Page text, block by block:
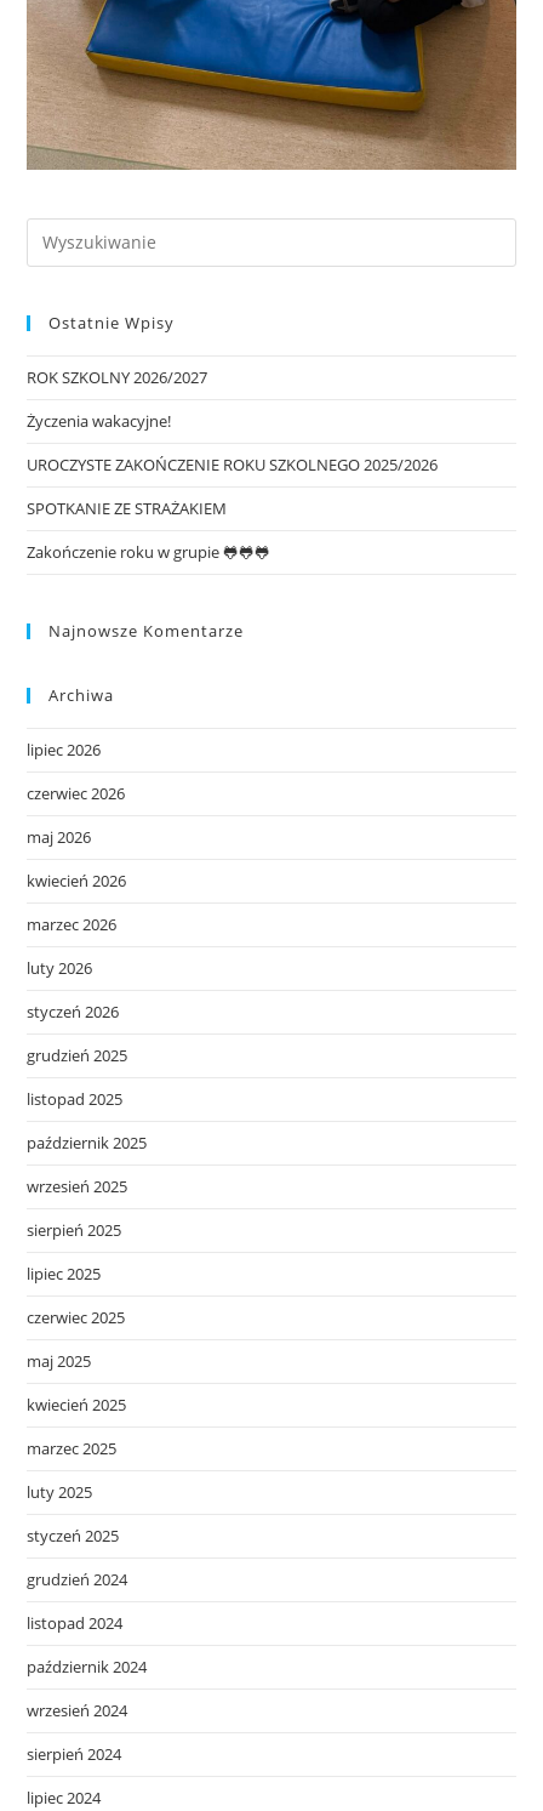
Ostatnie Wpisy
ROK SZKOLNY 2026/2027
Życzenia wakacyjne!
UROCZYSTE ZAKOŃCZENIE ROKU SZKOLNEGO 2025/2026
SPOTKANIE ZE STRAŻAKIEM
Zakończenie roku w grupie 🐸🐸🐸
Najnowsze Komentarze
Archiwa
lipiec 2026
czerwiec 2026
maj 2026
kwiecień 2026
marzec 2026
luty 2026
styczeń 2026
grudzień 2025
listopad 2025
październik 2025
wrzesień 2025
sierpień 2025
lipiec 2025
czerwiec 2025
maj 2025
kwiecień 2025
marzec 2025
luty 2025
styczeń 2025
grudzień 2024
listopad 2024
październik 2024
wrzesień 2024
sierpień 2024
lipiec 2024